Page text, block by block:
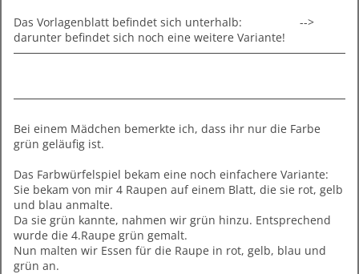
Das Vorlagenblatt befindet sich unterhalb: -->
darunter befindet sich noch eine weitere Variante!
Bei einem Mädchen bemerkte ich, dass ihr nur die Farbe
grün geläufig ist.
Das Farbwürfelspiel bekam eine noch einfachere Variante:
Sie bekam von mir 4 Raupen auf einem Blatt, die sie rot, gelb
und blau anmalte.
Da sie grün kannte, nahmen wir grün hinzu. Entsprechend
wurde die 4.Raupe grün gemalt.
Nun malten wir Essen für die Raupe in rot, gelb, blau und
grün an.